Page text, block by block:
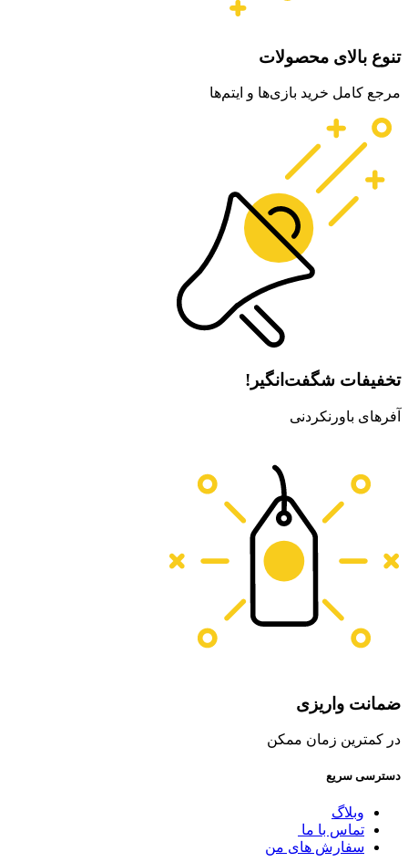
تنوع بالای محصولات
مرجع کامل خرید بازی‌ها و ایتم‌ها
تخفیفات شگفت‌انگیر!
آفر‌های باورنکردنی
ضمانت واریزی
در کمترین زمان ممکن
دسترسی سریع
وبلاگ
تماس با ما
سفارش های من